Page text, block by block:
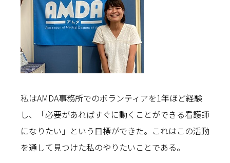
私はAMDA事務所でのボランティアを1年ほど経験
し、「必要があればすぐに動くことができる看護師
になりたい」という目標ができた。これはこの活動
を通して見つけた私のやりたいことである。